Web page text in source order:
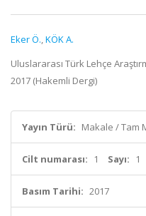
Eker Ö.,KÖK A.
Uluslararası Türk Lehçe
2017 (Hakemli Dergi)
Yayın Türü: Makale / Tam
Cilt numarası: 1 Sayı: 1
Basım Tarihi: 2017